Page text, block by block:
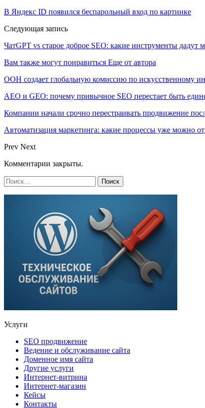
В Яндекс ID появился беспарольный вход по картинке
Следующая запись
ЧатGPT vs старое доброе SEO: какие инструменты дадут
Вам также могут понравиться Еще от автора
ООН создает глобальную комиссию по искусственному
AEO и GEO: почему привычное SEO перестает быть
Компании начали срочно перестраивать продвижение
Автоматизация маркетинга: какие процессы уже можно
Prev Next
Комментарии закрыты.
Услуги
SEO продвижение
Ведение и обслуживание сайта
Доменное имя сайта
Другие услуги
Интернет-витрина
Интернет-магазин
Кейсы
Контакты